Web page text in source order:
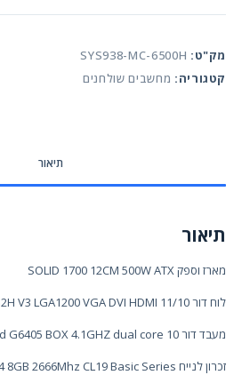
מק"ט: SYS938-MC-6500H
קטגוריה: מחשבים שולחנים
תיאור
תיאור
מארז וספק SOLID 1700 12CM 500W ATX
לוח דור 11/10 Gigabyte H510M S2H V3 LGA1200 VGA DVI HDMI
מעבד דור 10 Intel Pentium Gold G6405 BOX 4.1GHZ dual core
זכרון לנייח Crucial DDR4 8GB 2666Mhz CL19 Basic Series